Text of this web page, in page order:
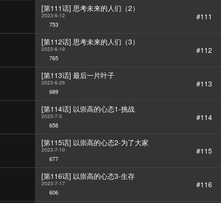
[第111话] 思考未来的人们（2）
2023-6-12
753
#111
[第112话] 思考未来的人们（3）
2023-6-19
765
#112
[第113话] 最后一片叶子
2023-6-26
689
#113
[第114话] 以崇高的心态1-挑战
2023-7-3
658
#114
[第115话] 以崇高的心态2-为了大家
2023-7-10
677
#115
[第116话] 以崇高的心态3-生存
2023-7-17
606
#116